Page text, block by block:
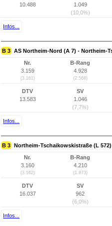
10.488
1.049
(10,0%)
Infos...
B 3 AS Northeim-Nord (A 7) - Northeim-
Nr.
3.159
(3.161)
B-Rang
4.928
(2.568)
DTV
13.583
SV
1.046
(7,7%)
Infos...
B 3 Northeim-Tschaikowskistraße (L
Nr.
3.160
(3.162)
B-Rang
4.210
(1.873)
DTV
16.037
SV
962
(6,0%)
Infos...